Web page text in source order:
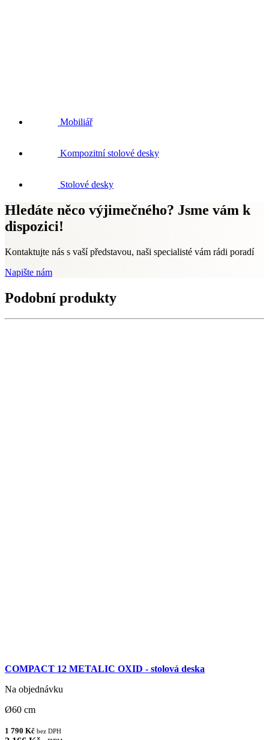
Mobiliář
Kompozitní stolové desky
Stolové desky
Hledáte něco výjimečného? Jsme vám k
dispozici!
Kontaktujte nás s vaší představou, naši specialisté vám rádi poradí
Napište nám
Podobní produkty
COMPACT 12 METALIC OXID - stolová deska
Na objednávku
Ø60 cm
1 790 Kč bez DPH